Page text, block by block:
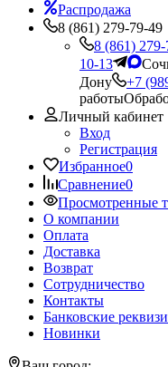
Распродажа
8 (861) 279-79-49
8 (861)
10-13
Дону
+7
работы
Личный кабинет
Вход
Регистрация
Избранное0
Сравнение0
Просмотренные
О компании
Оплата
Доставка
Возврат
Сотрудничество
Контакты
Банковские
Новинки